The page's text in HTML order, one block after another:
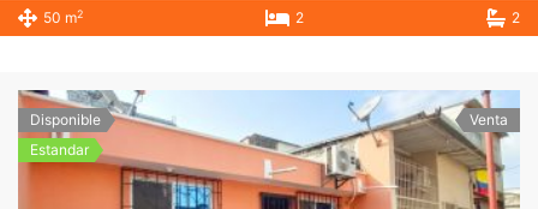
50 m2 2 2
Disponible
Estandar
Venta